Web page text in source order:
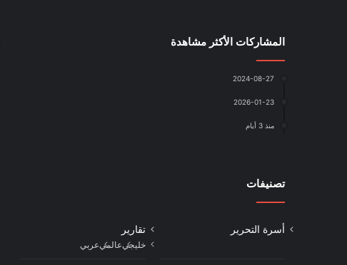
المشاركات الأكثر مشاهدة
2024-08-27
2026-01-23
منذ 3 أيام
تصنيفات
أسرة التحرير تقارير
خليجيعالميعربي